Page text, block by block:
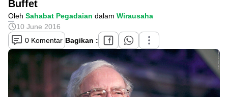
Buffet
Oleh Sahabat Pegadaian dalam Wirausaha
10 June 2016
0 Komentar Bagikan :